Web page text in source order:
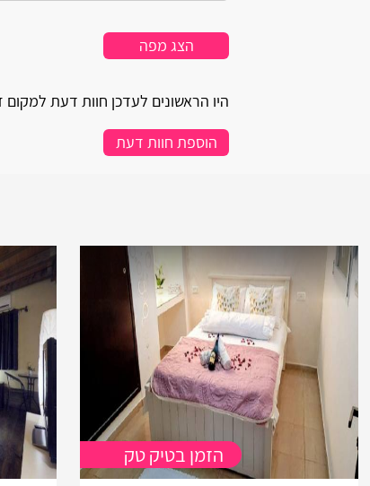
מטבח מאובזר
חדר רחצה מאובזר
מסך טלוויזיה בכבלים
הצג מפה
היו הראשונים לעדכן חוות דעת למקום
הוספת חוות דעת
הזמן בטיק טק